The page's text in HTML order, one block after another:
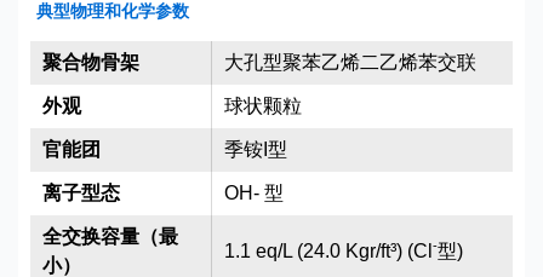
典型物理和化学参数
大孔型聚苯乙烯二乙烯苯交联
球状颗粒
季铵I型
OH- 型
1.1 eq/L (24.0 Kgr/ft³) (Cl -型)
聚合物骨架
外观
官能团
离子型态
全交换容量（最
小）